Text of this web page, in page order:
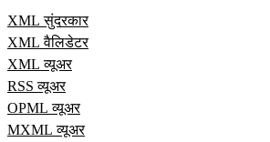
XML सुंदरकार
XML वैलिडेटर
XML व्यूअर
RSS व्यूअर
OPML व्यूअर
MXML व्यूअर